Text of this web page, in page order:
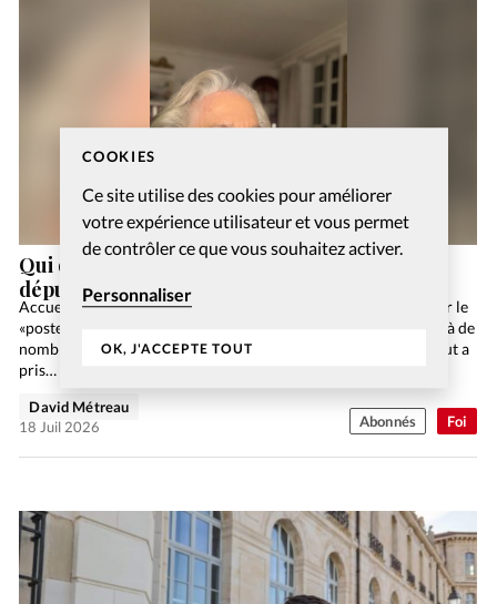
COOKIES
Ce site utilise des cookies pour améliorer
votre expérience utilisateur et vous permet
de contrôler ce que vous souhaitez activer.
Personnaliser
OK, J'ACCEPTE TOUT
Foi
Qui dites-vous que je suis? Avec l’ancienne
députée Georgina Dufoix
Accueillant, vivant et serviable: c’est ainsi qu’on pourrait définir le
«poste» de Genève 2. C’est bien par l’accueil et le service offert à de
nombreux intéressés que cette communauté de l’Armée du Salut a
pris…
David Métreau
18 Juil 2026
Abonnés